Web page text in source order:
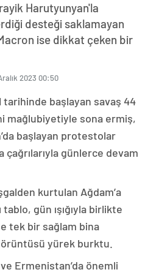
Harutyunyan'la
desteği saklamayan
ise dikkat çeken bir
2023 00:50
tarihinde başlayan savaş 44
mağlubiyetiyle sona ermiş,
başlayan protestolar
çağrılarıyla günlerce devam
kurtulan Ağdam’a
gün ışığıyla birlikte
tek bir sağlam bina
yürek burktu.
Ermenistan’da önemli